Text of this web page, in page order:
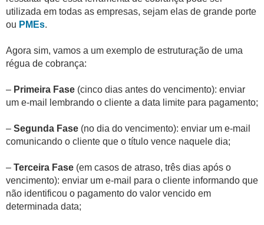
utilizada em todas as empresas, sejam elas de grande porte
ou PMEs.
Agora sim, vamos a um exemplo de estruturação de uma
régua de cobrança:
– Primeira Fase (cinco dias antes do vencimento): enviar
um e-mail lembrando o cliente a data limite para pagamento;
– Segunda Fase (no dia do vencimento): enviar um e-mail
comunicando o cliente que o título vence naquele dia;
– Terceira Fase (em casos de atraso, três dias após o
vencimento): enviar um e-mail para o cliente informando que
não identificou o pagamento do valor vencido em
determinada data;